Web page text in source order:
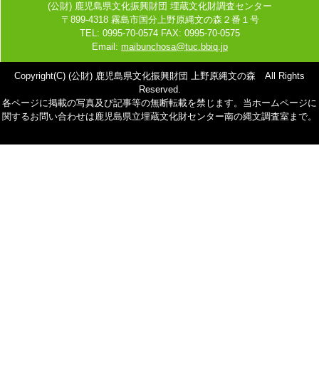
(公財) 鹿児島県文化振興財団 埋蔵文化財調査センター
〒899-4318 霧島市国分上野原縄文の森２番１号
TEL: 0995-70-0574 FAX: 0995-70-0575
Email: maibunchosa@tuc.bbiq.jp
Copyright(C) (公財) 鹿児島県文化振興財団 上野原縄文の森 All Rights
Reserved.
各ページに掲載の写真及び記事等の無断転載を禁じます。当ホームページに
関するお問い合わせは鹿児島県立埋蔵文化財センター南の縄文調査室まで。